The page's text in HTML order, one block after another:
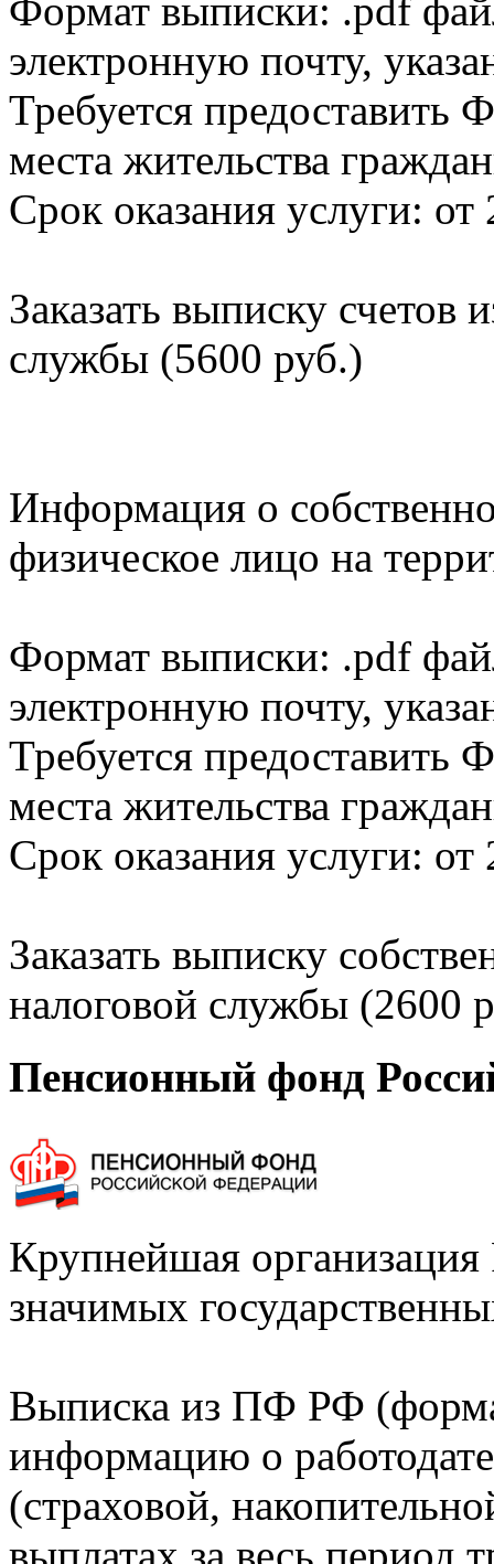
Формат выписки: .pdf
электронную почту,
Требуется
места жительства
Срок оказания услуги: от
Заказать выписку счетов
службы (5600 руб.)
Информация о
физическое лицо на
Формат выписки: .pdf
электронную почту,
Требуется
места жительства
Срок оказания услуги: от
Заказать выписку
налоговой службы (2600
Пенсионный фонд
Крупнейшая
значимых
Выписка из ПФ РФ
информацию о
(страховой,
выплатах за весь период